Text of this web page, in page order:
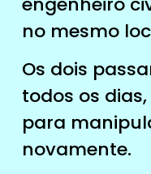
no mesmo
Os dois
todos os
para
novamente.